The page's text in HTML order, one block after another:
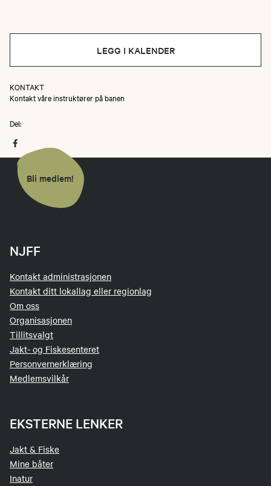
LEGG I KALENDER
KONTAKT
Kontakt våre instruktører på banen
Del:
Bli medlem!
NJFF
Kontakt administrasjonen
Kontakt ditt lokallag eller regionlag
Om oss
Organisasjonen
Tillitsvalgt
Jakt- og Fiskesenteret
Personvernerklæring
Medlemsvilkår
EKSTERNE LENKER
Jakt & Fiske
Mine båter
Inatur